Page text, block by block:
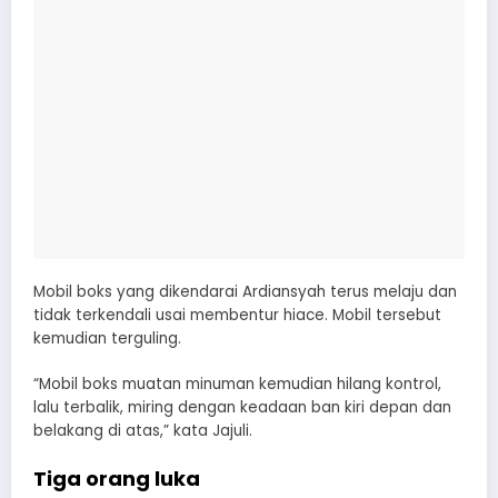
Mobil boks yang dikendarai Ardiansyah terus melaju dan
tidak terkendali usai membentur hiace. Mobil tersebut
kemudian terguling.
“Mobil boks muatan minuman kemudian hilang kontrol,
lalu terbalik, miring dengan keadaan ban kiri depan dan
belakang di atas,” kata Jajuli.
Tiga orang luka